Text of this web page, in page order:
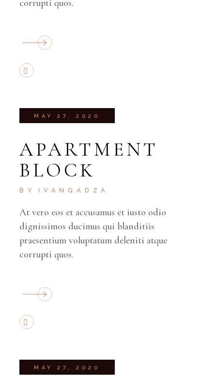
corrupti quos.
MAY 27, 2020
APARTMENT
BLOCK
BY IVANGADZA
At vero eos et accusamus et iusto odio
dignissimos ducimus qui blanditiis
praesentium voluptatum deleniti atque
corrupti quos.
MAY 27, 2020